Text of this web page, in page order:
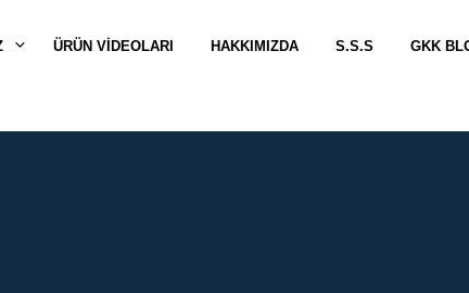
ÜRÜN VİDEOLARI HAKKIMIZDA S.S.S GKK